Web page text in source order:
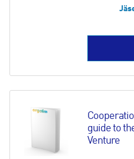
guide to
Venture